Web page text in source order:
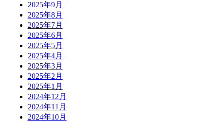
2025年9月
2025年8月
2025年7月
2025年6月
2025年5月
2025年4月
2025年3月
2025年2月
2025年1月
2024年12月
2024年11月
2024年10月